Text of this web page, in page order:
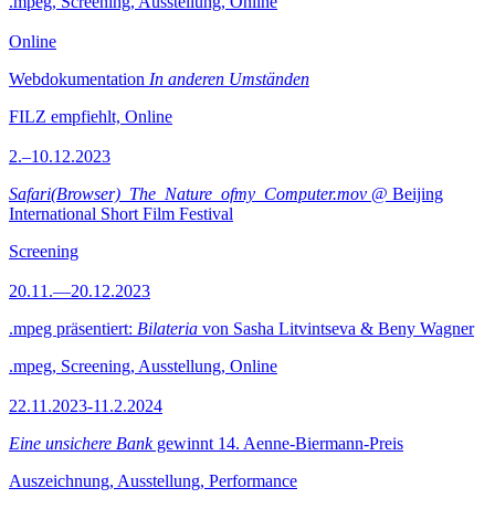
Online
Webdokumentation In anderen Umständen
FILZ empfiehlt, Online
2.–10.12.2023
Safari(Browser)_The_Nature_ofmy_Computer.mov @ Beijing
International Short Film Festival
Screening
20.11.—20.12.2023
.mpeg präsentiert: Bilateria von Sasha Litvintseva & Beny Wagner
.mpeg, Screening, Ausstellung, Online
22.11.2023-11.2.2024
Eine unsichere Bankgewinnt 14. Aenne-Biermann-Preis
Auszeichnung, Ausstellung, Performance